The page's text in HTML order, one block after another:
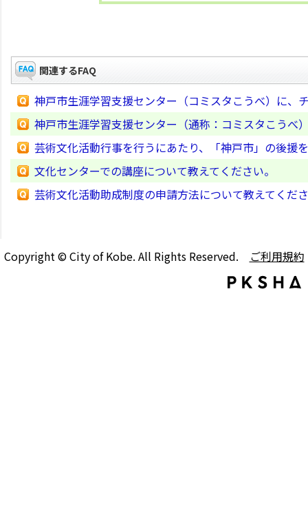
関連するFAQ
神戸市生涯学習支援センター（コミスタこうべ）に、
神戸市生涯学習支援センター（通称：コミスタこうべ
芸術文化活動行事を行うにあたり、「神戸市」の後援
文化センターでの講座について教えてください。
芸術文化活動助成制度の申請方法について教えてくだ
Copyright © City of Kobe. All Rights Reserved. ご利用規約